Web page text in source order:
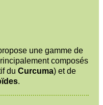
une gamme de
composés
du Curcuma) et de
.